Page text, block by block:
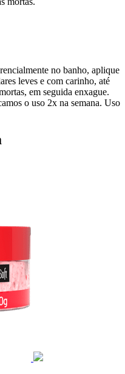
no banho, aplique
leves e com carinho, até
em seguida enxague.
o uso 2x na semana. Uso